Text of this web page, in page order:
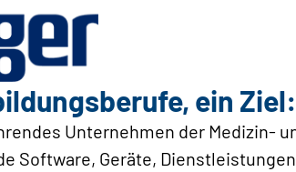
ein
Unternehmen der Medizin-
Software, Geräte,